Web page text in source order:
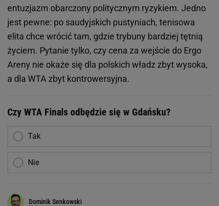
entuzjazm obarczony politycznym ryzykiem. Jedno
jest pewne: po saudyjskich pustyniach, tenisowa
elita chce wrócić tam, gdzie trybuny bardziej tętnią
życiem. Pytanie tylko, czy cena za wejście do Ergo
Areny nie okaże się dla polskich władz zbyt wysoka,
a dla WTA zbyt kontrowersyjna.
Czy WTA Finals odbędzie się w Gdańsku?
Tak
Nie
Dominik Senkowski